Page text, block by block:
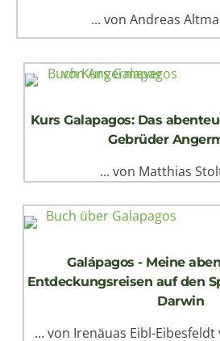
... von Andreas
Kurs Galapagos: Das
Gebrüder
... von Matthias
Galápagos - Meine
Entdeckungsreisen auf den
Darwin
... von Irenäuas Eibl-